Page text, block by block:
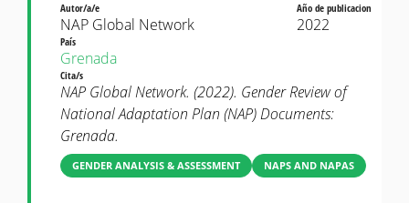
Autor/a/e
NAP Global Network
Año de publicacion
2022
País
Grenada
Cita/s
NAP Global Network. (2022). Gender Review of
National Adaptation Plan (NAP) Documents:
Grenada.
GENDER ANALYSIS & ASSESSMENT NAPS AND NAPAS